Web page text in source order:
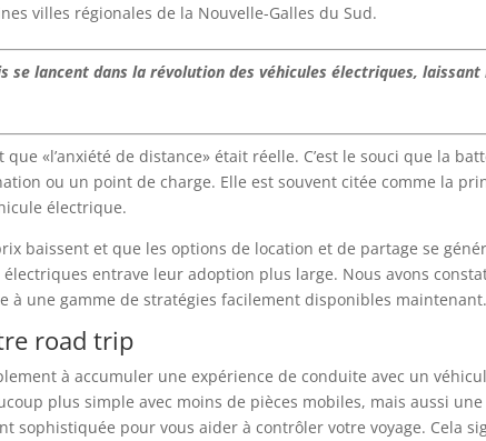
villes régionales de la Nouvelle-Galles du Sud.
se lancent dans la révolution des véhicules électriques, laissant
«l’anxiété de distance» était réelle. C’est le souci que la
ou un point de charge. Elle est souvent citée comme la
électrique.
baissent et que les options de location et de partage se
électriques entrave leur adoption plus large. Nous avons
à une gamme de stratégies facilement disponibles maintenant.
road trip
à accumuler une expérience de conduite avec un
plus simple avec moins de pièces mobiles, mais aussi
sophistiquée pour vous aider à contrôler votre voyage. Cela